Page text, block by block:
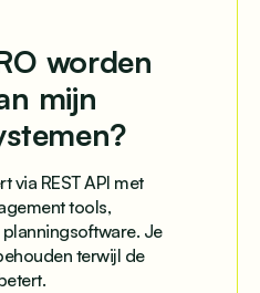
worden
mijn
via REST API met
tools,
Je
terwijl de